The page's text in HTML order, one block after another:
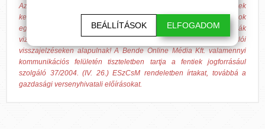
Az általunk forgalmazott termékek nem alkalmasak betegségek
kezelésére, gyógyítására és azok megelőzésére. A megadott hatások
egyénenként változhatnak, azokat nem minden esetben igazolják
vizsgálatok, csak tájékoztató jellegűek, hagyományokon és vásárlói
visszajelzéseken alapulnak! A Bende Online Média Kft. valamennyi
kommunikációs felületén tiszteletben tartja a fentiek jogforrásául
szolgáló 37/2004. (IV. 26.) ESzCsM rendeletben írtakat, továbbá a
gazdasági versenyhivatali előírásokat.
BEÁLLÍTÁSOK ELFOGADOM